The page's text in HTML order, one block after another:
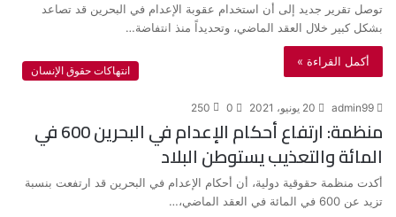
توصل تقرير جديد إلى أن استخدام عقوبة الإعدام في البحرين قد تصاعد
بشكل كبير خلال العقد الماضي، وتحديداً منذ انتفاضة…
أكمل القراءة »
انتهاكات حقوق الإنسان
admin99 20 يونيو، 2021 0
250
منظمة: ارتفاع أحكام الإعدام في البحرين 600 في
المائة والتعذيب يستوطن البلاد
أكدت منظمة حقوقية دولية، أن أحكام الإعدام في البحرين قد ارتفعت بنسبة
تزيد عن 600 في المائة في العقد الماضي،…